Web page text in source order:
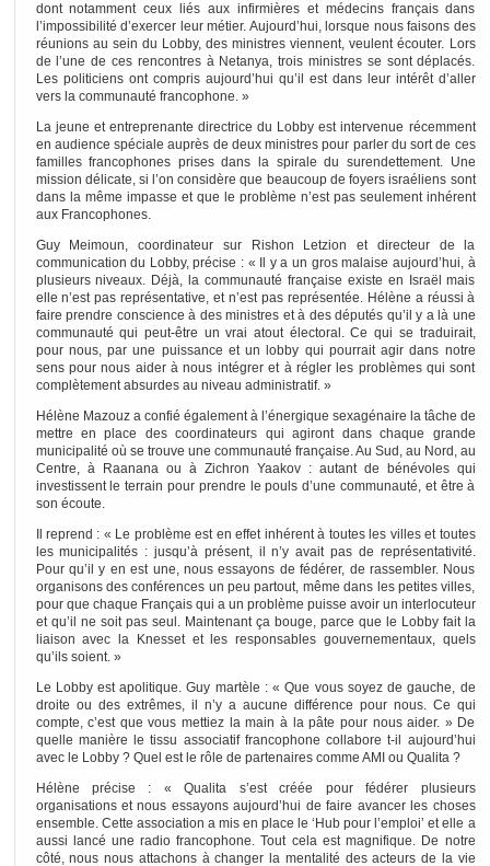
dont notamment ceux liés aux infirmières et médecins français dans
l’impossibilité d’exercer leur métier. Aujourd’hui, lorsque nous faisons des
réunions au sein du Lobby, des ministres viennent, veulent écouter. Lors
de l’une de ces rencontres à Netanya, trois ministres se sont déplacés.
Les politiciens ont compris aujourd’hui qu’il est dans leur intérêt d’aller
vers la communauté francophone. »
La jeune et entreprenante directrice du Lobby est intervenue récemment
en audience spéciale auprès de deux ministres pour parler du sort de ces
familles francophones prises dans la spirale du surendettement. Une
mission délicate, si l’on considère que beaucoup de foyers israéliens sont
dans la même impasse et que le problème n’est pas seulement inhérent
aux Francophones.
Guy Meimoun, coordinateur sur Rishon Letzion et directeur de la
communication du Lobby, précise : « Il y a un gros malaise aujourd’hui, à
plusieurs niveaux. Déjà, la communauté française existe en Israël mais
elle n’est pas représentative, et n’est pas représentée. Hélène a réussi à
faire prendre conscience à des ministres et à des députés qu’il y a là une
communauté qui peut-être un vrai atout électoral. Ce qui se traduirait,
pour nous, par une puissance et un lobby qui pourrait agir dans notre
sens pour nous aider à nous intégrer et à régler les problèmes qui sont
complètement absurdes au niveau administratif. »
Hélène Mazouz a confié également à l’énergique sexagénaire la tâche de
mettre en place des coordinateurs qui agiront dans chaque grande
municipalité où se trouve une communauté française. Au Sud, au Nord, au
Centre, à Raanana ou à Zichron Yaakov : autant de bénévoles qui
investissent le terrain pour prendre le pouls d’une communauté, et être à
son écoute.
Il reprend : « Le problème est en effet inhérent à toutes les villes et toutes
les municipalités : jusqu’à présent, il n’y avait pas de représentativité.
Pour qu’il y en est une, nous essayons de fédérer, de rassembler. Nous
organisons des conférences un peu partout, même dans les petites villes,
pour que chaque Français qui a un problème puisse avoir un interlocuteur
et qu’il ne soit pas seul. Maintenant ça bouge, parce que le Lobby fait la
liaison avec la Knesset et les responsables gouvernementaux, quels
qu’ils soient. »
Le Lobby est apolitique. Guy martèle : « Que vous soyez de gauche, de
droite ou des extrêmes, il n’y a aucune différence pour nous. Ce qui
compte, c’est que vous mettiez la main à la pâte pour nous aider. » De
quelle manière le tissu associatif francophone collabore t-il aujourd’hui
avec le Lobby ? Quel est le rôle de partenaires comme AMI ou Qualita ?
Hélène précise : « Qualita s’est créée pour fédérer plusieurs
organisations et nous essayons aujourd’hui de faire avancer les choses
ensemble. Cette association a mis en place le ‘Hub pour l’emploi’ et elle a
aussi lancé une radio francophone. Tout cela est magnifique. De notre
côté, nous nous attachons à changer la mentalité des acteurs de la vie